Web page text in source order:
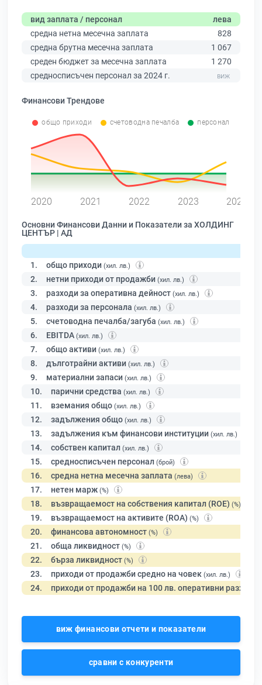
вид заплата / персонал
лева
средна нетна месечна заплата
828
средна брутна месечна заплата
1 067
среден бюджет за месечна заплата
1 270
средносписъчен персонал за 2024 г.
Финансови Трендове
общо приходи счетоводна печалба персонал
2020 2021 2022 2023 2024
Основни Финансови Данни и Показатели за ХОЛДИНГ
ЦЕНТЪР | АД
1. общо приходи (хил. лв.)
2. нетни приходи от продажби (хил. лв.)
3. разходи за оперативна дейност (хил. лв.)
4. разходи за персонала (хил. лв.)
5. счетоводна печалба/загуба (хил. лв.)
6. EBITDA (хил. лв.)
7. общо активи (хил. лв.)
8. дълготрайни активи (хил. лв.)
9. материални запаси (хил. лв.)
10. парични средства (хил. лв.)
11. вземания общо (хил. лв.)
12. задължения общо (хил. лв.)
13. задължения към финансови институции (хил. лв.)
14. собствен капитал (хил. лв.)
15. средносписъчен персонал (брой)
16. средна нетна месечна заплата (лева)
17. нетен марж (%)
18. възвращаемост на собствения капитал (ROE) (%)
19. възвращаемост на активите (ROA) (%)
20. финансова автономност (%)
21. обща ликвидност (%)
22. бърза ликвидност (%)
23. приходи от продажби средно на човек (хил. лв.)
24. приходи от продажби на 100 лв. оперативни разходи
виж финансови отчети и показатели
сравни с конкуренти